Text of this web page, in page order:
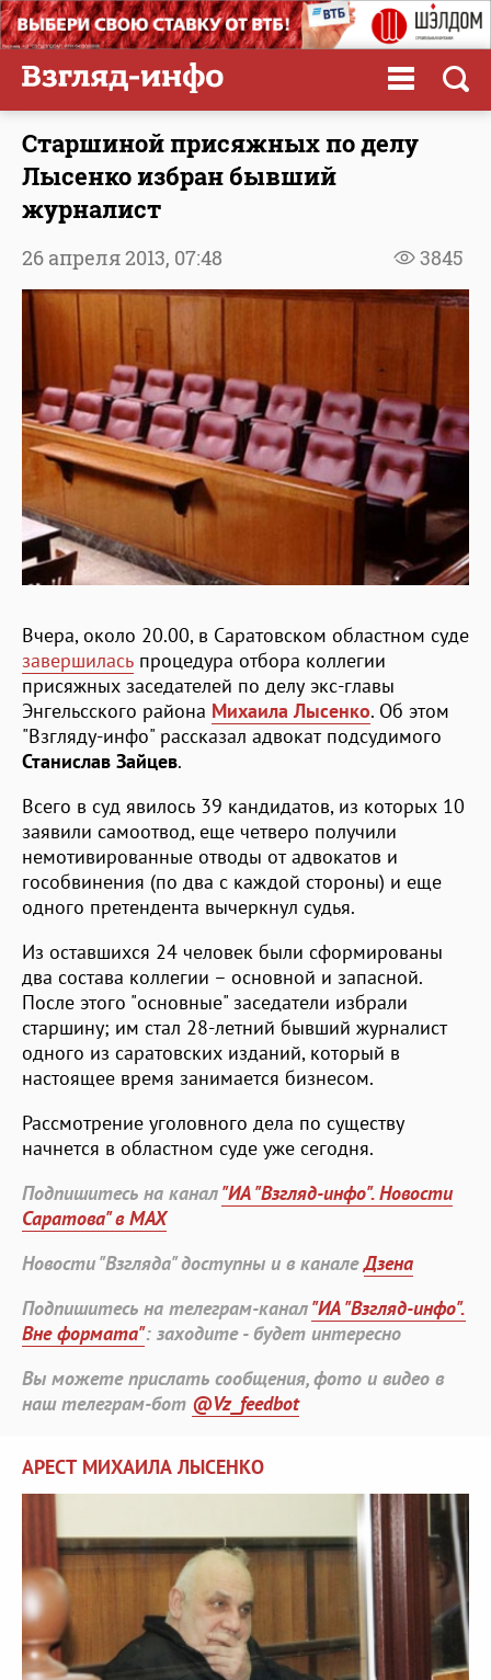
Старшиной присяжных по делу
Лысенко избран бывший
журналист
3845
26 апреля 2013, 07:48
Вчера, около 20.00, в Саратовском областном суде
завершилась процедура отбора коллегии
присяжных заседателей по делу экс-главы
Энгельсского района Михаила Лысенко. Об этом
"Взгляду-инфо" рассказал адвокат подсудимого
Станислав Зайцев.
Всего в суд явилось 39 кандидатов, из которых 10
заявили самоотвод, еще четверо получили
немотивированные отводы от адвокатов и
гособвинения (по два с каждой стороны) и еще
одного претендента вычеркнул судья.
Из оставшихся 24 человек были сформированы
два состава коллегии – основной и запасной.
После этого "основные" заседатели избрали
старшину; им стал 28-летний бывший журналист
одного из саратовских изданий, который в
настоящее время занимается бизнесом.
Рассмотрение уголовного дела по существу
начнется в областном суде уже сегодня.
Подпишитесь на канал"ИА "Взгляд-инфо". Новости
Саратова" в MAX
Новости "Взгляда" доступны и в каналеДзена
Подпишитесь на телеграм-канал"ИА "Взгляд-инфо".
Вне формата": заходите - будет интересно
Вы можете прислать сообщения, фото и видео в
наш телеграм-бот @Vz_feedbot
АРЕСТ МИХАИЛА ЛЫСЕНКО